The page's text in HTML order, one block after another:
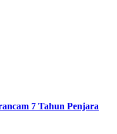
7 Tahun Penjara